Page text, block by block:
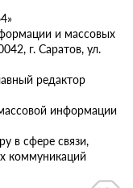
и массовых
г. Саратов, ул.
редактор
информации
в сфере связи,
коммуникаций